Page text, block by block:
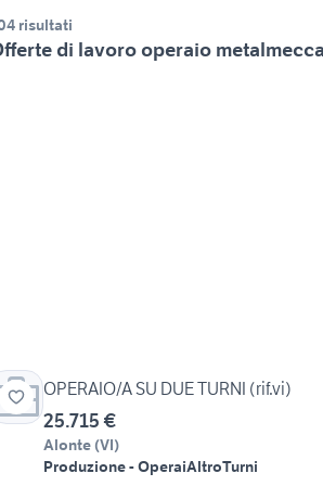
risultati
di lavoro operaio
OPERAIO/A SU DUE TURNI (rif.vi)
25.715 €
Alonte (VI)
Produzione - OperaiAltroTurni